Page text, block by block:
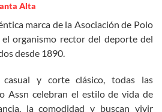
Alta
marca de la Asociación de Polo
organismo rector del deporte del
desde 1890.
y corte clásico, todas las
Assn celebran el estilo de vida de
la comodidad y buscan vivir